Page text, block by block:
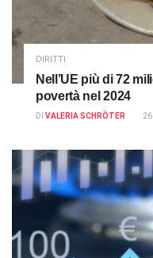
DIRITTI
Nell’UE più di 72
povertà nel 2024
DI VALERIA SCHRÖTER